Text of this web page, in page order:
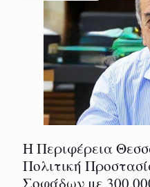
Η Περιφέρεια
Πολιτική
Σοφάδων με